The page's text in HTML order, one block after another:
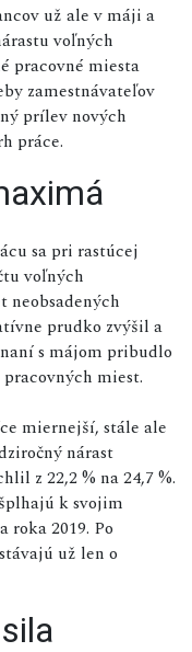
už ale v máji a
voľných
pracovné miesta
zamestnávateľov
prílev nových
práce.
sa pri rastúcej
voľných
neobsadených
prudko zvýšil a
s májom pribudlo
miest.
miernejší, stále ale
nárast
z 22,2 % na 24,7 %.
k svojim
2019. Po
už len o